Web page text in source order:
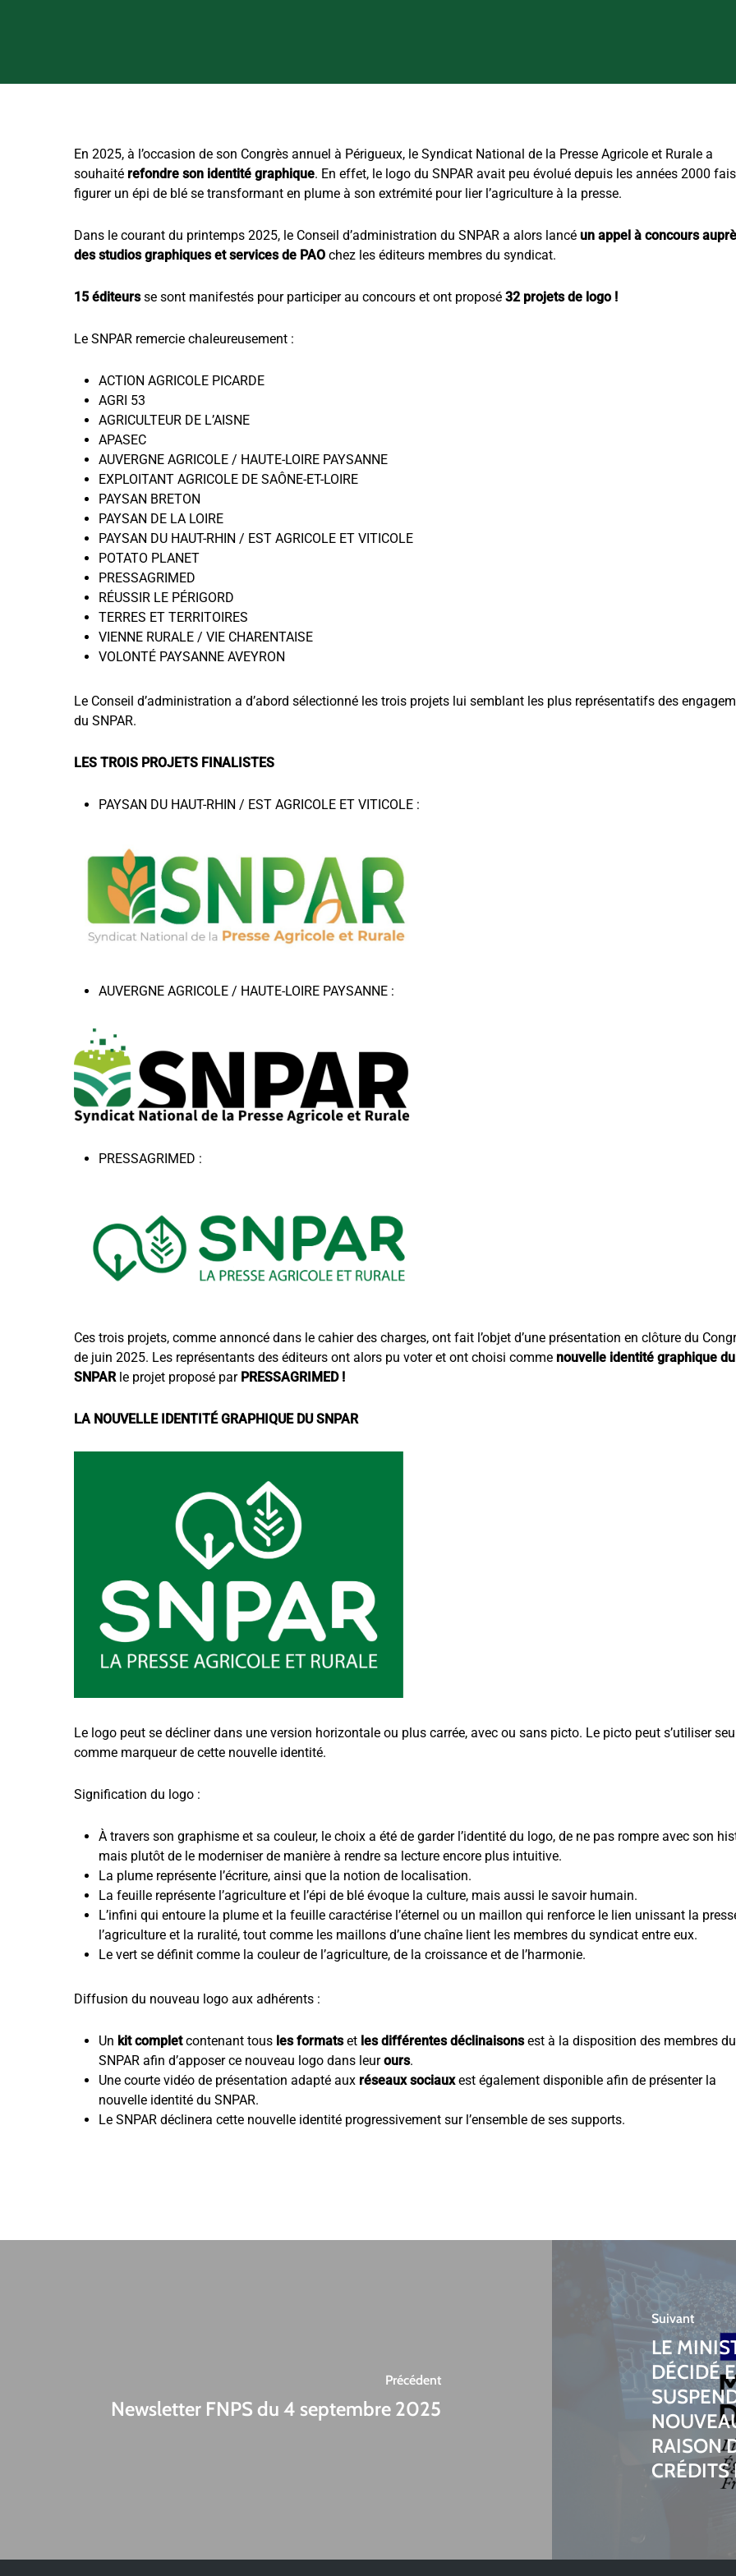
En 2025, à l’occasion de son Congrès annuel à Périgueux, le Syndicat National de la Presse Agricole et Rurale a
souhaité refondre son identité graphique. En effet, le logo du SNPAR avait peu évolué depuis les années 2000
figurer un épi de blé se transformant en plume à son extrémité pour lier l’agriculture à la presse.
Dans le courant du printemps 2025, le Conseil d’administration du SNPAR a alors lancé un appel à concours
des studios graphiques et services de PAO chez les éditeurs membres du syndicat.
15 éditeursse sont manifestés pour participer au concours et ont proposé 32 projets de logo !
Le SNPAR remercie chaleureusement :
ACTION AGRICOLE PICARDE
AGRI 53
AGRICULTEUR DE L’AISNE
APASEC
AUVERGNE AGRICOLE / HAUTE-LOIRE PAYSANNE
EXPLOITANT AGRICOLE DE SAÔNE-ET-LOIRE
PAYSAN BRETON
PAYSAN DE LA LOIRE
PAYSAN DU HAUT-RHIN / EST AGRICOLE ET VITICOLE
POTATO PLANET
PRESSAGRIMED
RÉUSSIR LE PÉRIGORD
TERRES ET TERRITOIRES
VIENNE RURALE / VIE CHARENTAISE
VOLONTÉ PAYSANNE AVEYRON
Le Conseil d’administration a d’abord sélectionné les trois projets lui semblant les plus représentatifs des
du SNPAR.
LES TROIS PROJETS FINALISTES
PAYSAN DU HAUT-RHIN / EST AGRICOLE ET VITICOLE :
AUVERGNE AGRICOLE / HAUTE-LOIRE PAYSANNE :
PRESSAGRIMED :
Ces trois projets, comme annoncé dans le cahier des charges, ont fait l’objet d’une présentation en clôture du
de juin 2025. Les représentants des éditeurs ont alors pu voter et ont choisi comme nouvelle identité graphique du
SNPARle projet proposé par PRESSAGRIMED !
LA NOUVELLE IDENTITÉ GRAPHIQUE DU SNPAR
Le logo peut se décliner dans une version horizontale ou plus carrée, avec ou sans picto. Le picto peut s’utiliser
comme marqueur de cette nouvelle identité.
Signification du logo :
À travers son graphisme et sa couleur, le choix a été de garder l’identité du logo, de ne pas rompre avec son
mais plutôt de le moderniser de manière à rendre sa lecture encore plus intuitive.
La plume représente l’écriture, ainsi que la notion de localisation.
La feuille représente l’agriculture et l’épi de blé évoque la culture, mais aussi le savoir humain.
L’infini qui entoure la plume et la feuille caractérise l’éternel ou un maillon qui renforce le lien unissant la
l’agriculture et la ruralité, tout comme les maillons d’une chaîne lient les membres du syndicat entre eux.
Le vert se définit comme la couleur de l’agriculture, de la croissance et de l’harmonie.
Diffusion du nouveau logo aux adhérents :
Un kit completcontenant tous les formatset les différentes déclinaisonsest à la disposition des membres du
SNPAR afin d’apposer ce nouveau logo dans leurours.
Une courte vidéo de présentation adapté aux réseaux sociauxest également disponible afin de présenter la
nouvelle identité du SNPAR.
Le SNPAR déclinera cette nouvelle identité progressivement sur l’ensemble de ses supports.
Précédent
Newsletter FNPS du 4 septembre 2025
Suivant
LE
DÉCIDÉ
RAISON